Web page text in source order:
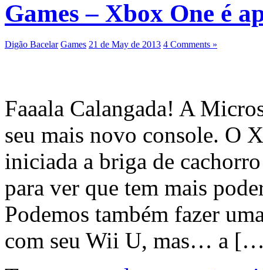
Games – Xbox One é
Digão Bacelar Games 21 de May de 2013 4 Comments »
Faaala Calangada! A
seu mais novo console. O
iniciada a briga de
para ver que tem mais
Podemos também fazer
com seu Wii U, mas… a